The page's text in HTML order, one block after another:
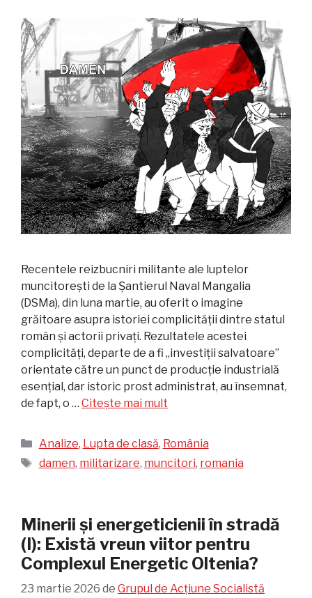
Recentele reizbucniri militante ale luptelor
muncitorești de la Șantierul Naval Mangalia
(DSMa), din luna martie, au oferit o imagine
grăitoare asupra istoriei complicității dintre statul
român și actorii privați. Rezultatele acestei
complicități, departe de a fi „investiții salvatoare”
orientate către un punct de producție industrială
esențial, dar istoric prost administrat, au însemnat,
de fapt, o … Citește mai mult
Categorii
Analize, Lupta de clasă, România
Etichete
damen, militarizare, muncitori, romania
Minerii și energeticienii în stradă
(I): Există vreun viitor pentru
Complexul Energetic Oltenia?
23 martie 2026 de Grupul de Acțiune Socialistă